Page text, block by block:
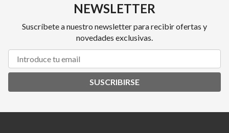
NEWSLETTER
Suscríbete a nuestro newsletter para recibir ofertas y
novedades exclusivas.
SUSCRIBIRSE